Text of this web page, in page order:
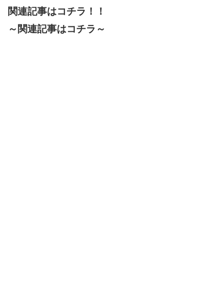
関連記事はコチラ！！
～関連記事はコチラ～